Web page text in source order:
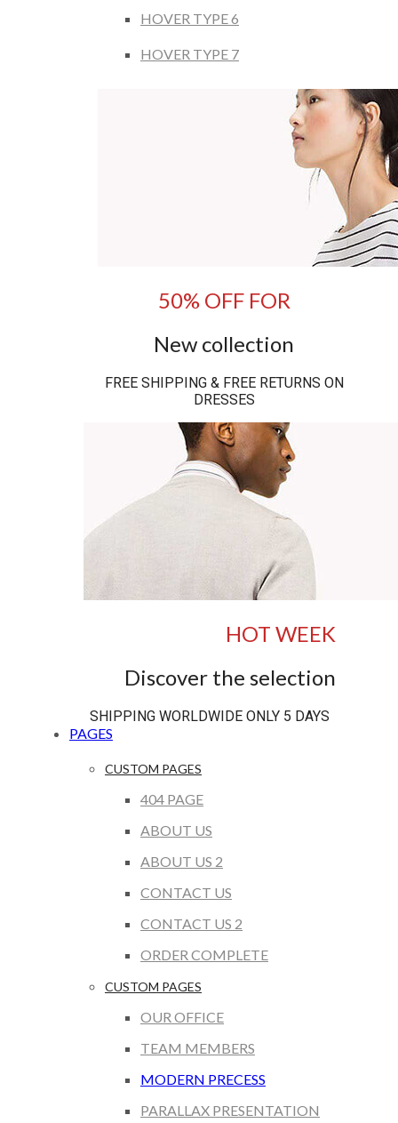
HOVER TYPE 6
HOVER TYPE 7
50% OFF FOR
New collection
FREE SHIPPING & FREE RETURNS ON
DRESSES
HOT WEEK
Discover the selection
SHIPPING WORLDWIDE ONLY 5 DAYS
PAGES
CUSTOM PAGES
404 PAGE
ABOUT US
ABOUT US 2
CONTACT US
CONTACT US 2
ORDER COMPLETE
CUSTOM PAGES
OUR OFFICE
TEAM MEMBERS
MODERN PRECESS
PARALLAX PRESENTATION